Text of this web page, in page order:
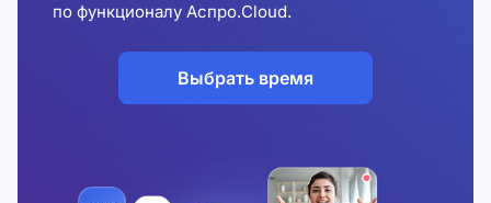
по функционалу Аспро.Cloud.
Выбрать время